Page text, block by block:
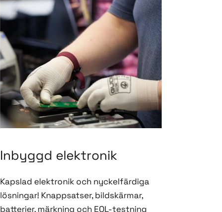
Inbyggd elektronik
Kapslad elektronik och nyckelfärdiga
lösningar! Knappsatser, bildskärmar,
batterier, märkning och EOL-testning